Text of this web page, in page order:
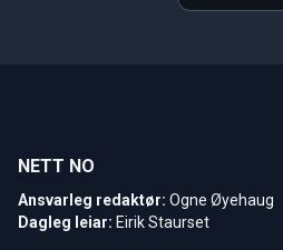
NETT NO
Ansvarleg redaktør: Ogne Øyehaug
Dagleg leiar: Eirik Staurset